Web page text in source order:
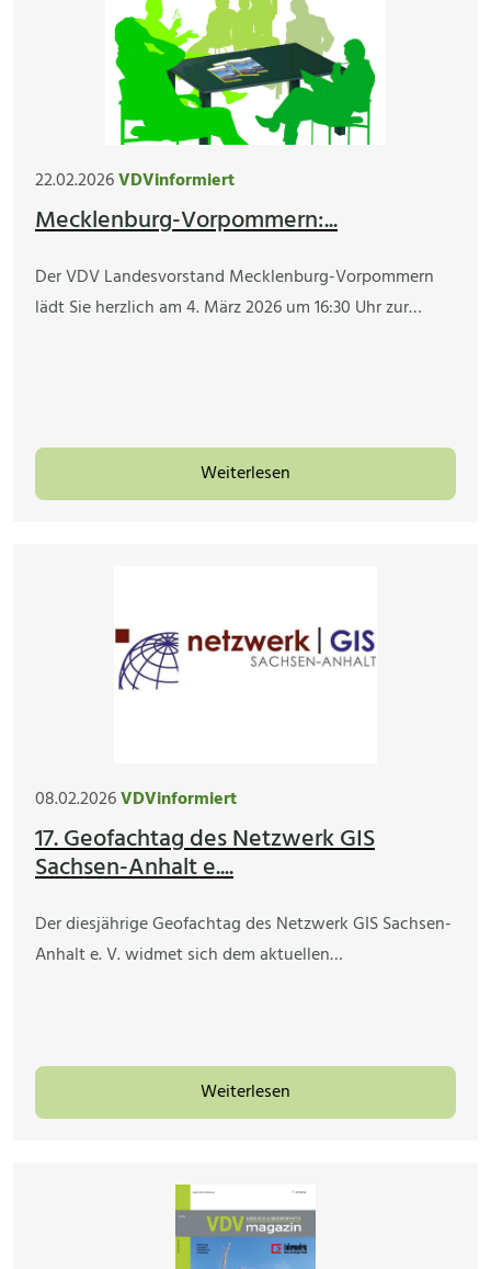
22.02.2026VDVinformiert
Mecklenburg-Vorpommern:...
Der VDV Landesvorstand Mecklenburg-Vorpommern
lädt Sie herzlich am 4. März 2026 um 16:30 Uhr zur…
Weiterlesen
08.02.2026VDVinformiert
17. Geofachtag des Netzwerk GIS
Sachsen-Anhalt e....
Der diesjährige Geofachtag des Netzwerk GIS Sachsen-
Anhalt e. V. widmet sich dem aktuellen…
Weiterlesen